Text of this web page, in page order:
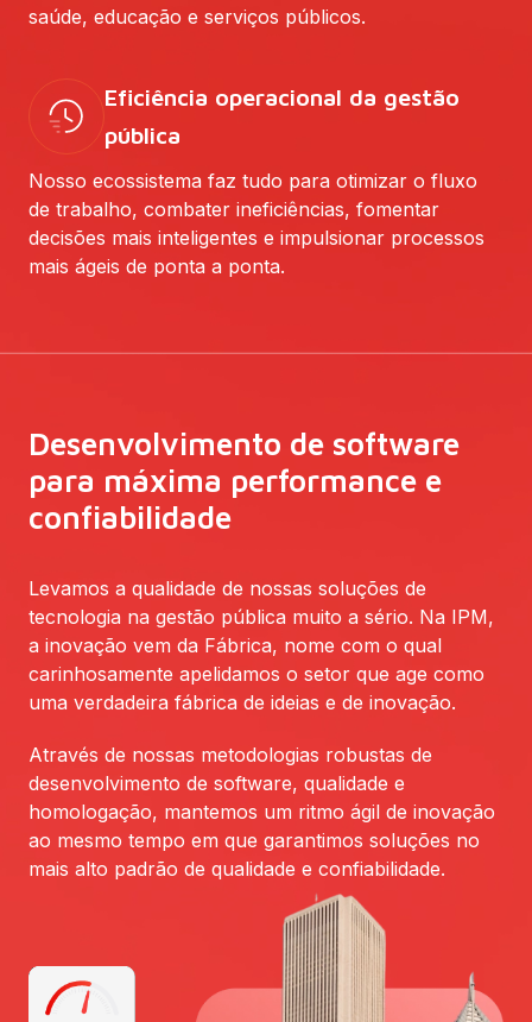
saúde, educação e serviços públicos.
Eficiência operacional da gestão
pública
Nosso ecossistema faz tudo para otimizar o fluxo
de trabalho, combater ineficiências, fomentar
decisões mais inteligentes e impulsionar processos
mais ágeis de ponta a ponta.
Desenvolvimento de software
para máxima performance e
confiabilidade
Levamos a qualidade de nossas soluções de
tecnologia na gestão pública muito a sério. Na IPM,
a inovação vem da Fábrica, nome com o qual
carinhosamente apelidamos o setor que age como
uma verdadeira fábrica de ideias e de inovação.
Através de nossas metodologias robustas de
desenvolvimento de software, qualidade e
homologação, mantemos um ritmo ágil de inovação
ao mesmo tempo em que garantimos soluções no
mais alto padrão de qualidade e confiabilidade.